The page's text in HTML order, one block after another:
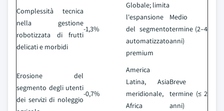
Complessità tecnica
nella gestione
robotizzata di frutti
delicati e morbidi
-1,3%
Globale; limita
l'espansione
del segmento
automatizzato
premium
Medio
termine (2–4
anni)
Erosione del
segmento degli utenti
dei servizi di noleggio
-0,7%
America
Latina, Asia
meridionale,
Africa
Breve
termine (≤ 2
anni)